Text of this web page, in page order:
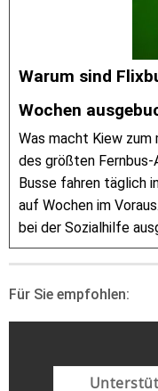
Warum sind
Wochen
Was macht Kiew
des größten
Busse fahren täglich
auf Wochen im
bei der Sozialhilfe
Für Sie empfohlen: